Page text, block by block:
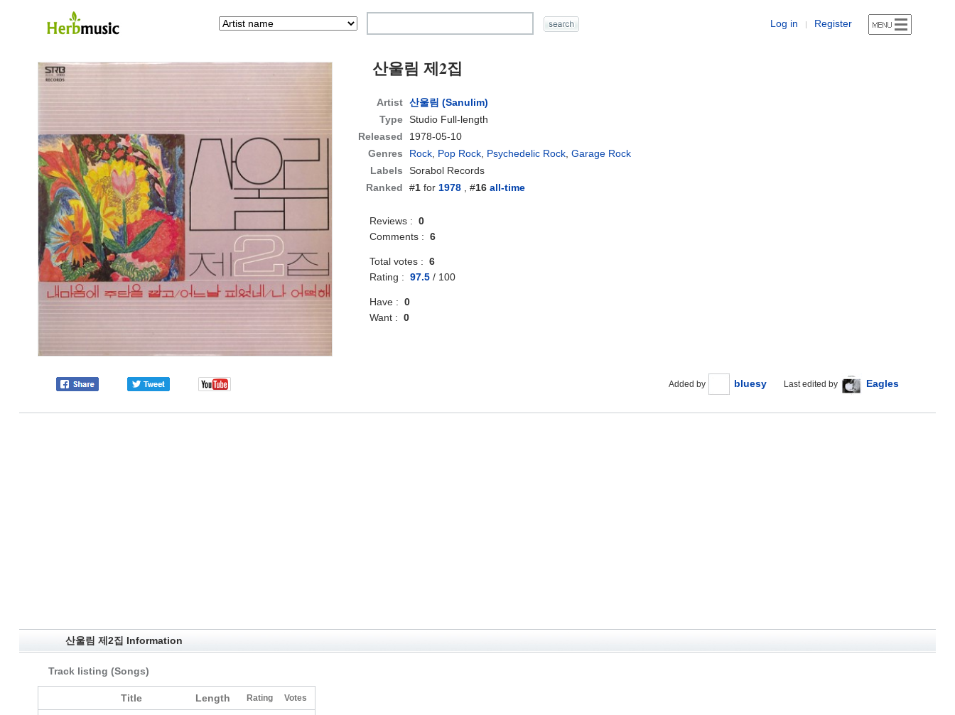
Log in | Register
산울림 제2집
Artist 산울림 (Sanulim)
Type Studio Full-length
Released
1978-05-10
Genres
Rock, Pop Rock, Psychedelic Rock,Garage Rock
Labels
Sorabol Records
Ranked
#1 for1978 , #16 all-time
Reviews :0
Comments :6
Total votes :6
Rating :97.5 / 100
Have :0
Want :0
Added by bluesy Last edited by Eagles
산울림 제2집 Information
Track listing (Songs)
Title Length Rating Votes